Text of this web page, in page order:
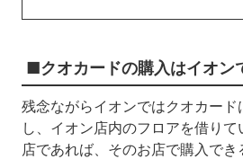
■クオカードの購入はイオン
残念ながらイオンではクオカー
し、イオン店内のフロアを借り
店であれば、そのお店で購入で